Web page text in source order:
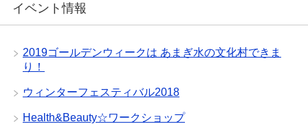
イベント情報
2019ゴールデンウィークは あまぎ水の文化村できま
り！
ウィンターフェスティバル2018
Health&Beauty☆ワークショップ